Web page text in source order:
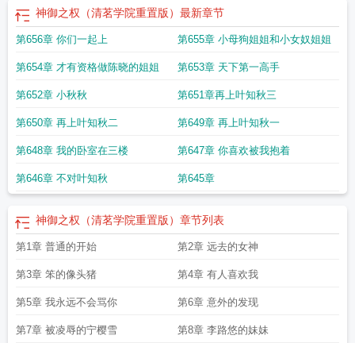
400 神御之权(清茗学院重置版)第617章又见清茗学院神御之权348
一版主网 神御之权清茗学院神御之权398神御之权清茗学院重置版狼人清茗学
院神谕之权txt清茗学院神谕之权208 神御之权(清茗学院重置版) 在线阅读清茗
版)470清茗学院 神御之权神御之权(清茗学院重置版)神御之权(清茗学院重置
版)gl神御之权(清茗学院重制版)作者keyprca清洺学院神御之权
权第一版主208神御之权(清茗学院重制版)第617章又见清茗学院神御之权
学院重置版)章节列表_Ke清茗学院神域之权神御之权(清茗学院重置版)法官
茗学院重置版)法官服Keyprc
神御之权(清茗学院重制版)章节目录
版);keyprca
神御之权（清茗学院重置版） 最新章节
第656章 你们一起上 第655章 小母狗姐姐和小女奴姐姐
第654章 才有资格做陈晓的姐姐 第653章 天下第一高手
第652章 小秋秋 第651章再上叶知秋三
第650章 再上叶知秋二 第649章 再上叶知秋一
第648章 我的卧室在三楼 第647章 你喜欢被我抱着
第646章 不对叶知秋 第645章
神御之权（清茗学院重置版） 章节列表
第1章 普通的开始 第2章 远去的女神
第3章 笨的像头猪 第4章 有人喜欢我
第5章 我永远不会骂你 第6章 意外的发现
第7章 被凌辱的宁樱雪 第8章 李路悠的妹妹